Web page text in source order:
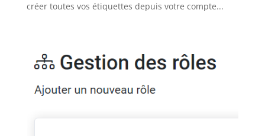
créer toutes vos étiquettes depuis votre compte...